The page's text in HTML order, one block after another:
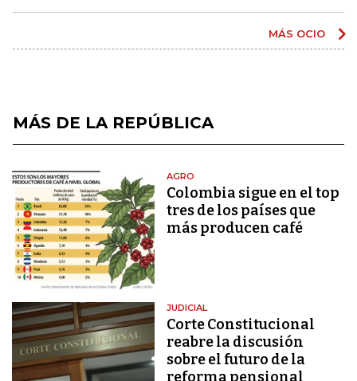
MÁS OCIO
MÁS DE LA REPÚBLICA
AGRO
Colombia sigue en el top
tres de los países que
más producen café
JUDICIAL
Corte Constitucional
reabre la discusión
sobre el futuro de la
reforma pensional